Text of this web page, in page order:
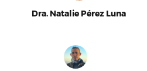
Dra. Natalie Pérez Luna